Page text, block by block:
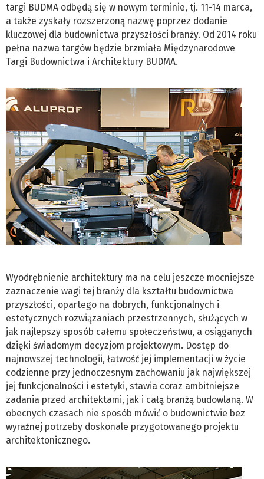
targi BUDMA odbędą się w nowym terminie, tj. 11-14 marca,
a także zyskały rozszerzoną nazwę poprzez dodanie
kluczowej dla budownictwa przyszłości branży. Od 2014 roku
pełna nazwa targów będzie brzmiała Międzynarodowe
Targi Budownictwa i Architektury BUDMA.
Wyodrębnienie architektury ma na celu jeszcze mocniejsze
zaznaczenie wagi tej branży dla kształtu budownictwa
przyszłości, opartego na dobrych, funkcjonalnych i
estetycznych rozwiązaniach przestrzennych, służących w
jak najlepszy sposób całemu społeczeństwu, a osiąganych
dzięki świadomym decyzjom projektowym. Dostęp do
najnowszej technologii, łatwość jej implementacji w życie
codzienne przy jednoczesnym zachowaniu jak największej
jej funkcjonalności i estetyki, stawia coraz ambitniejsze
zadania przed architektami, jak i całą branżą budowlaną. W
obecnych czasach nie sposób mówić o budownictwie bez
wyraźnej potrzeby doskonale przygotowanego projektu
architektonicznego.